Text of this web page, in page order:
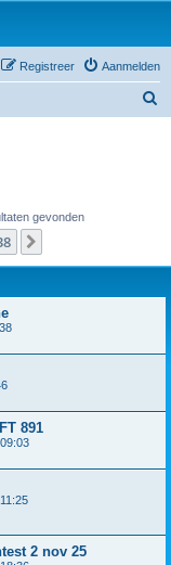
Aanmelden
Registreer
gevonden
891
2 nov 25